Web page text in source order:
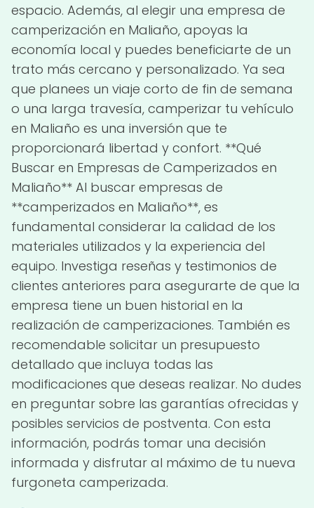
espacio. Además, al elegir una empresa de
camperización en Maliaño, apoyas la
economía local y puedes beneficiarte de un
trato más cercano y personalizado. Ya sea
que planees un viaje corto de fin de semana
o una larga travesía, camperizar tu vehículo
en Maliaño es una inversión que te
proporcionará libertad y confort. **Qué
Buscar en Empresas de Camperizados en
Maliaño** Al buscar empresas de
**camperizados en Maliaño**, es
fundamental considerar la calidad de los
materiales utilizados y la experiencia del
equipo. Investiga reseñas y testimonios de
clientes anteriores para asegurarte de que la
empresa tiene un buen historial en la
realización de camperizaciones. También es
recomendable solicitar un presupuesto
detallado que incluya todas las
modificaciones que deseas realizar. No dudes
en preguntar sobre las garantías ofrecidas y
posibles servicios de postventa. Con esta
información, podrás tomar una decisión
informada y disfrutar al máximo de tu nueva
furgoneta camperizada.